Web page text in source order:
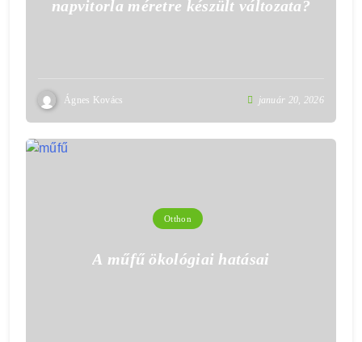
napvitorla méretre készült változata?
Ágnes Kovács január 20, 2026
Otthon
A műfű ökológiai hatásai